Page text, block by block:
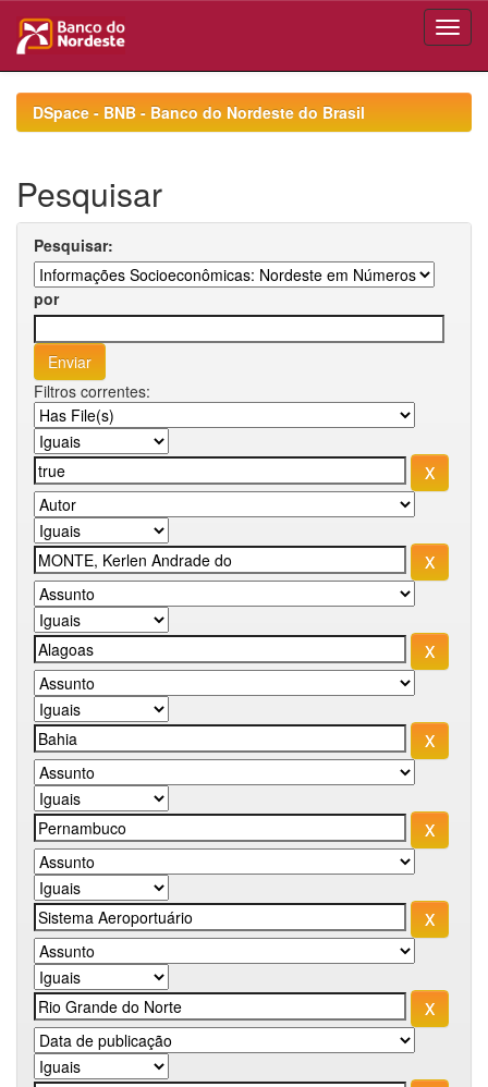
navigationDSpace - BNB - Banco do Nordeste do Brasil
Pesquisar
Pesquisar:
por
Filtros correntes: